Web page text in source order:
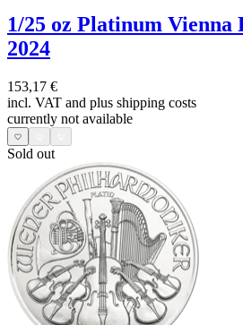
1/25 oz Platinum
2024
153,17 €
incl. VAT and plus shipping costs
currently not available
Sold out